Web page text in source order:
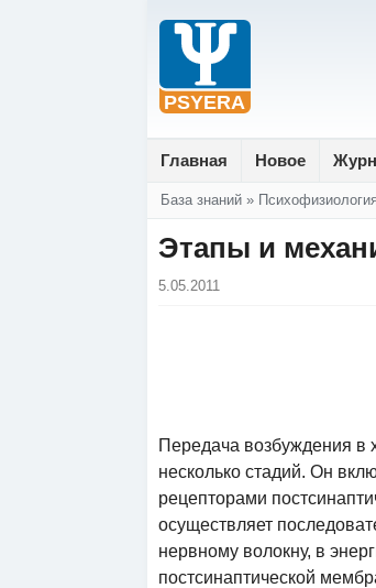
Главная Новое
Вы здесь
База знаний » Психофизиология
Этапы и
5.05.2011
Передача возбуждения в
несколько стадий. Он
рецепторами
осуществляет
нервному волокну, в
постсинаптической